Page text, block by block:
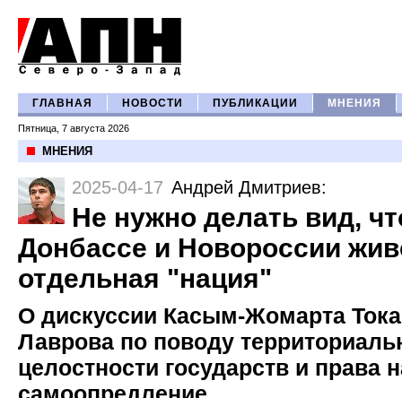
ГЛАВНАЯ НОВОСТИ ПУБЛИКАЦИИ МНЕНИЯ
Пятница, 7 августа 2026
МНЕНИЯ
2025-04-17 Андрей Дмитриев:
Не нужно делать вид,
Донбассе и Новороссии
отдельная "нация"
О дискуссии Касым-Жомарта
Лаврова по поводу
целостности государств и права